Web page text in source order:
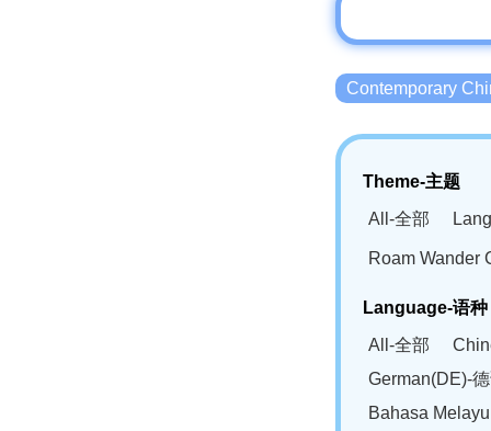
Contemporary
Theme-主题
All-全部
Roam Wander
Language-语种
All-全部
German(DE)-
Bahasa